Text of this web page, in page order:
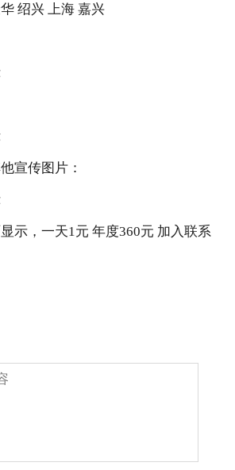
绍兴 上海 嘉兴
宣传图片：
示，一天1元 年度360元 加入联系